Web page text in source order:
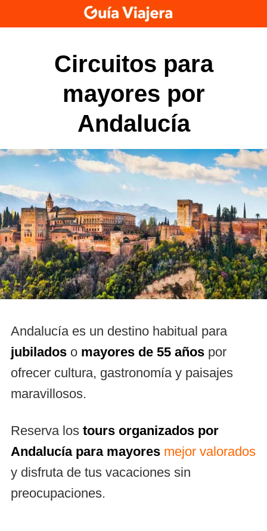
to
Circuitos para
mayores por
Andalucía
Andalucía es un destino habitual para
jubilados o mayores de 55 años por
ofrecer cultura, gastronomía y paisajes
maravillosos.
Reserva los tours organizados por
Andalucía para mayores mejor valorados
y disfruta de tus vacaciones sin
preocupaciones.